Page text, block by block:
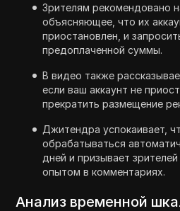
Зрителям рекомендовано
объясняющее, что их
приостановлен, и
предоплаченной суммы.
В видео также
если ваш аккаунт не
прекратить размещение
Джитендра успокаивает,
обрабатываться
дней и призывает
опытом в комментариях.
Анализ временной